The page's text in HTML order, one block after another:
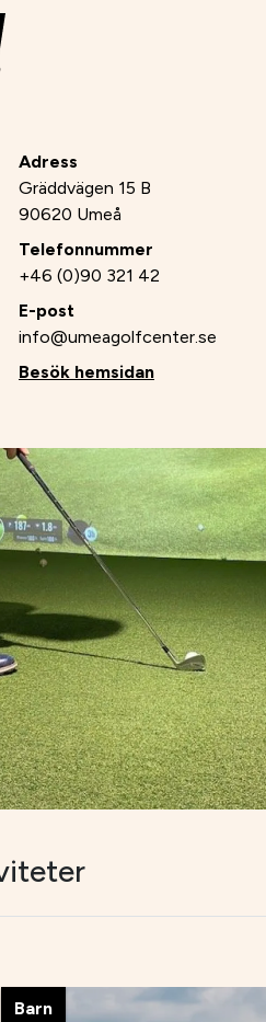
Adress
Gräddvägen 15 B
90620 Umeå
Telefonnummer
+46 (0)90 321 42
E-post
info@umeagolfcenter.se
Besök hemsidan
Barn